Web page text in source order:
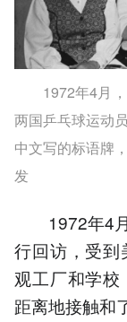
1972年4月，
两国乒乓球运动
中文写的标语牌
发
1972年4月
行回访，受到
观工厂和学
距离地接触和